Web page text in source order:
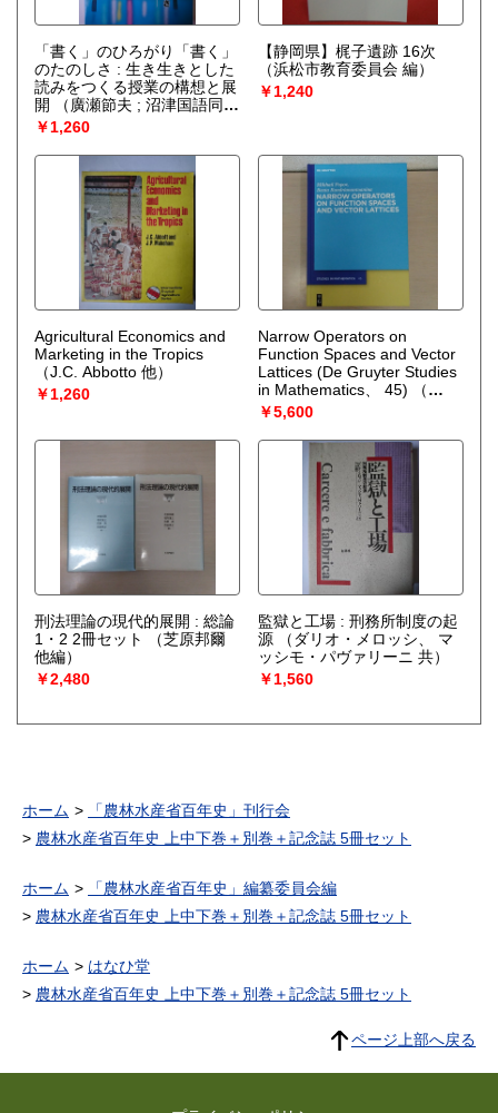
「書く」のひろがり「書く」
のたのしさ : 生き生きとした
読みをつくる授業の構想と展
開
（廣瀬節夫 ; 沼津国語同好
会）
￥1,260
【静岡県】梶子遺跡 16次
（浜松市教育委員会 編）
￥1,240
Agricultural Economics and
Marketing in the Tropics
（J.C. Abbotto 他）
￥1,260
Narrow Operators on
Function Spaces and Vector
Lattices (De Gruyter Studies
in Mathematics、 45)
（
Mikhail Popov
BeataRandrianantoanina）
￥5,600
刑法理論の現代的展開 : 総論
1・2 2冊セット
（芝原邦爾
他編）
￥2,480
監獄と工場 : 刑務所制度の起
源
（ダリオ・メロッシ、 マ
ッシモ・パヴァリーニ 共）
￥1,560
ホーム
「農林水産省百年史」刊行会
農林水産省百年史 上中下巻＋別巻＋記念誌 5冊セット
ホーム
「農林水産省百年史」編纂委員会編
農林水産省百年史 上中下巻＋別巻＋記念誌 5冊セット
ホーム
はなひ堂
農林水産省百年史 上中下巻＋別巻＋記念誌 5冊セット
ページ上部へ戻る